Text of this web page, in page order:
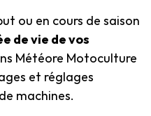
ou en cours de saison
de vie de vos
Météore Motoculture
et réglages
machines.